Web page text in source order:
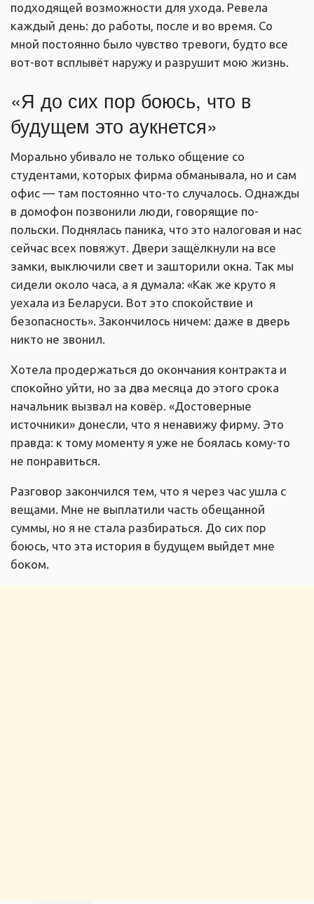
подходящей возможности для ухода. Ревела
каждый день: до работы, после и во время. Со
мной постоянно было чувство тревоги, будто все
вот-вот всплывёт наружу и разрушит мою жизнь.
«Я до сих пор боюсь, что в
будущем это аукнется»
Морально убивало не только общение со
студентами, которых фирма обманывала, но и сам
офис — там постоянно что-то случалось. Однажды
в домофон позвонили люди, говорящие по-
польски. Поднялась паника, что это налоговая и нас
сейчас всех повяжут. Двери защёлкнули на все
замки, выключили свет и зашторили окна. Так мы
сидели около часа, а я думала: «Как же круто я
уехала из Беларуси. Вот это спокойствие и
безопасность». Закончилось ничем: даже в дверь
никто не звонил.
Хотела продержаться до окончания контракта и
спокойно уйти, но за два месяца до этого срока
начальник вызвал на ковёр. «Достоверные
источники» донесли, что я ненавижу фирму. Это
правда: к тому моменту я уже не боялась кому-то
не понравиться.
Разговор закончился тем, что я через час ушла с
вещами. Мне не выплатили часть обещанной
суммы, но я не стала разбираться. До сих пор
боюсь, что эта история в будущем выйдет мне
боком.